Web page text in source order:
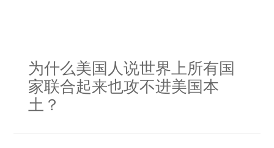
为什么美国人说世界上所有国
家联合起来也攻不进美国本
土？